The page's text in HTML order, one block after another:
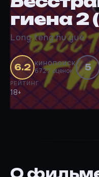
гиена 2
Long teng hu yue
6.2 КИНОПОИСК
6727 оценок 5
РЕЙТИНГ
18+